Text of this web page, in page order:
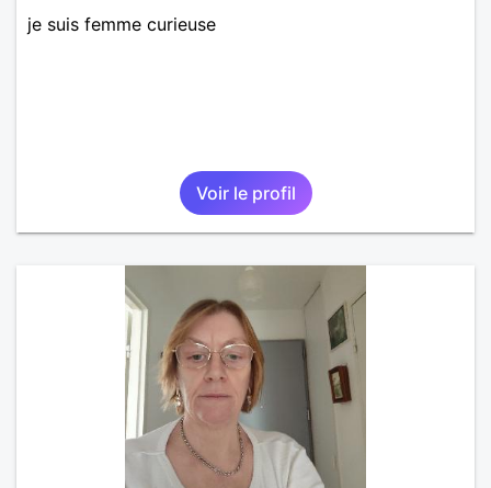
je suis femme curieuse
Voir le profil